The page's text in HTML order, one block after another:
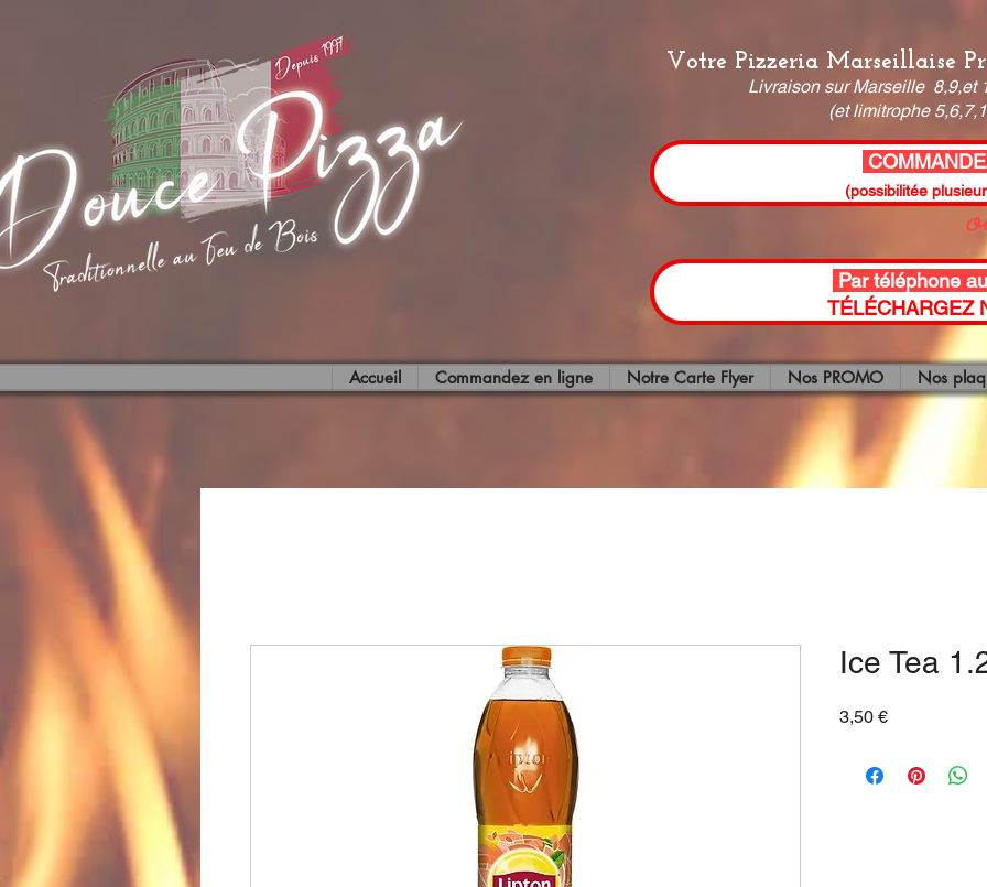
Votre Pizzeria Marseillaise
Livraison sur Marseille 8,9,et
(et limitrophe
(possibilitée
Par téléphone
TÉLÉCHARGEZ
Accueil Commandez en ligne Notre Carte Flyer Nos PROMO Nos
Ice Tea
3,50 €Prix